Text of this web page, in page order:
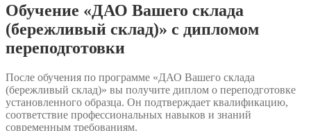
Обучение «ДАО Вашего склада
(бережливый склад)» с дипломом
переподготовки
После обучения по программе «ДАО Вашего склада
(бережливый склад)» вы получите диплом о переподготовке
установленного образца. Он подтверждает квалификацию,
соответствие профессиональных навыков и знаний
современным требованиям.